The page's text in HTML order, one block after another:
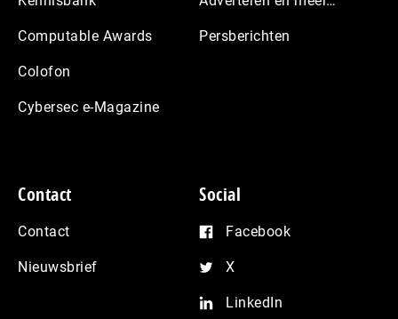
Computable Awards
Colofon
Cybersec e-Magazine
Persberichten
Contact
Contact
Nieuwsbrief
Social
Facebook
X
LinkedIn